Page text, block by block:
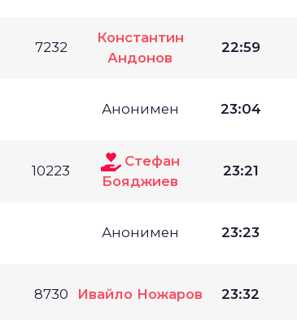
7232
Константин
Андонов
22:59
Анонимен 23:04
10223
Стефан
Бояджиев
23:21
Анонимен 23:23
8730 Ивайло Ножаров 23:32